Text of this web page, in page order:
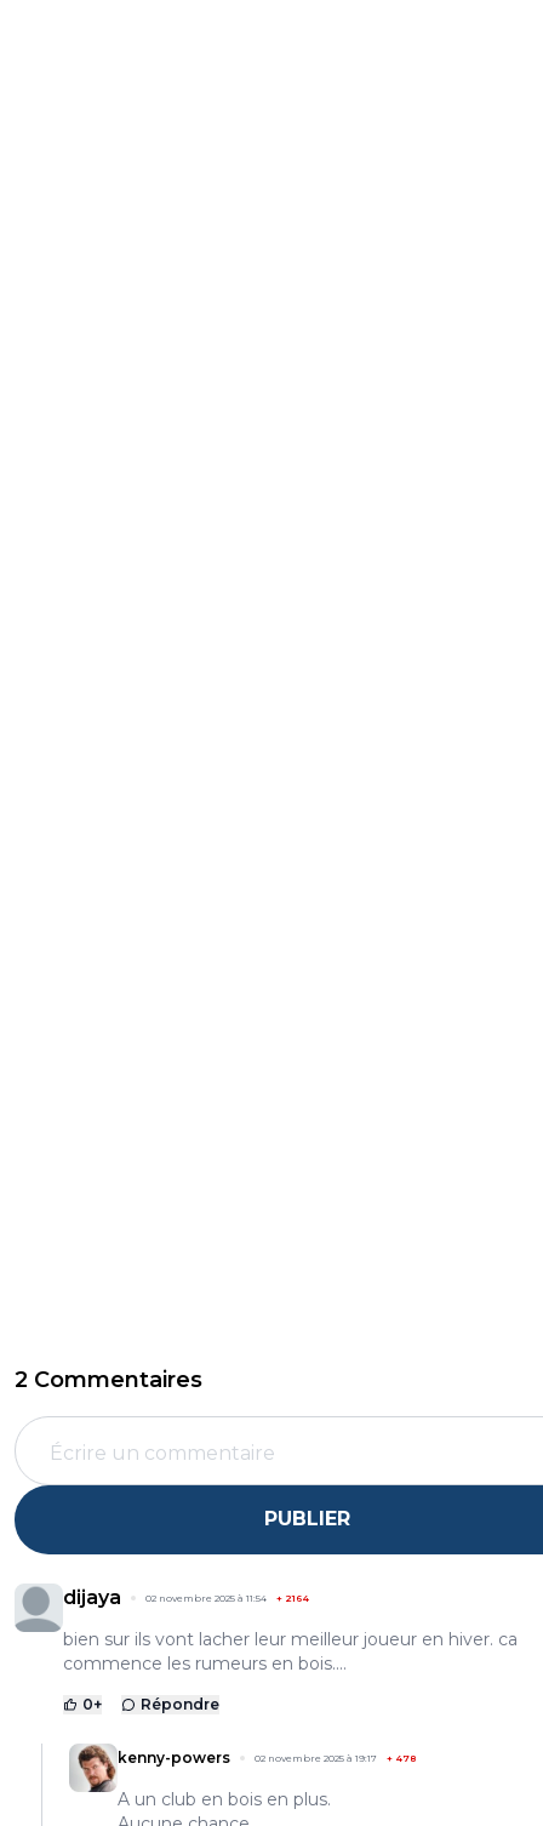
2 Commentaires
PUBLIER
dijaya 02 novembre 2025 à 11:54 + 2164
bien sur ils vont lacher leur meilleur joueur en hiver. ca
commence les rumeurs en bois....
0+ Répondre
kenny-powers 02 novembre 2025 à 19:17 + 478
A un club en bois en plus.